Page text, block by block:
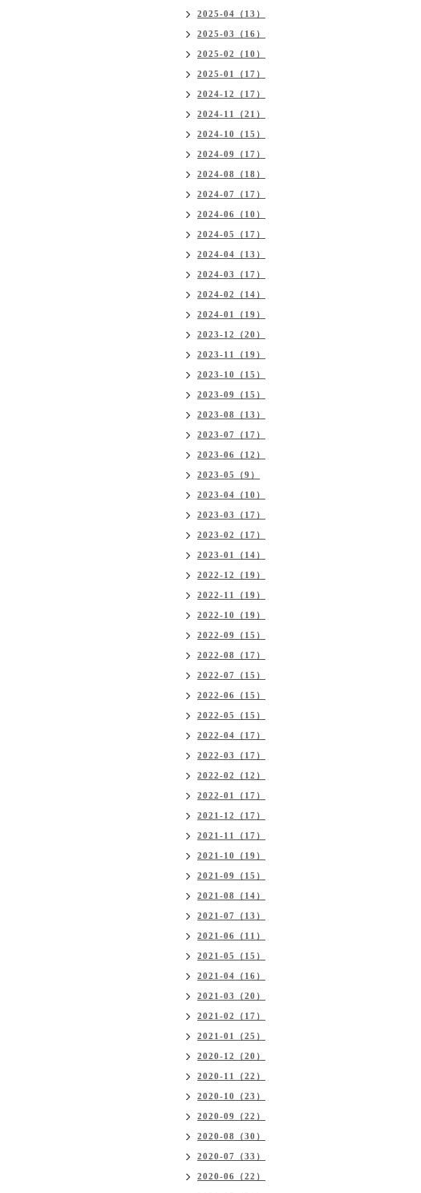
2025-04（13）
2025-03（16）
2025-02（10）
2025-01（17）
2024-12（17）
2024-11（21）
2024-10（15）
2024-09（17）
2024-08（18）
2024-07（17）
2024-06（10）
2024-05（17）
2024-04（13）
2024-03（17）
2024-02（14）
2024-01（19）
2023-12（20）
2023-11（19）
2023-10（15）
2023-09（15）
2023-08（13）
2023-07（17）
2023-06（12）
2023-05（9）
2023-04（10）
2023-03（17）
2023-02（17）
2023-01（14）
2022-12（19）
2022-11（19）
2022-10（19）
2022-09（15）
2022-08（17）
2022-07（15）
2022-06（15）
2022-05（15）
2022-04（17）
2022-03（17）
2022-02（12）
2022-01（17）
2021-12（17）
2021-11（17）
2021-10（19）
2021-09（15）
2021-08（14）
2021-07（13）
2021-06（11）
2021-05（15）
2021-04（16）
2021-03（20）
2021-02（17）
2021-01（25）
2020-12（20）
2020-11（22）
2020-10（23）
2020-09（22）
2020-08（30）
2020-07（33）
2020-06（22）